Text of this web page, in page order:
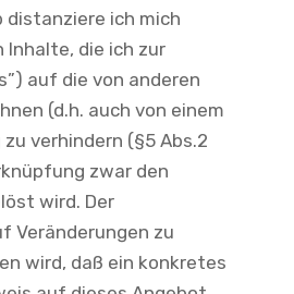
distanziere ich mich
Inhalte, die ich zur
auf die von anderen
(d.h. auch von einem
verhindern (§5 Abs.2
zwar den
wird. Der
Veränderungen zu
wird, daß ein konkretes